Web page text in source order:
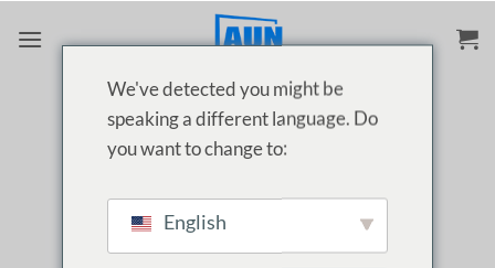
We've detected you might be
speaking a different language. Do
you want to change to:
English